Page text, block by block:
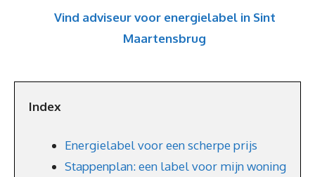
Vind adviseur voor energielabel in Sint
Maartensbrug
Index
Energielabel voor een scherpe prijs
Stappenplan: een label voor mijn woning